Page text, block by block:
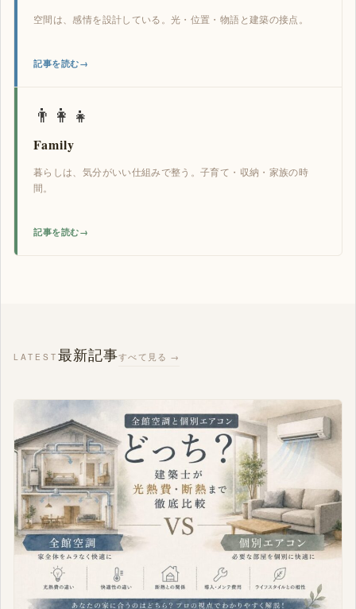
空間は、感情を設計している。光・位置・物語と建築の接点。
記事を読む
👨‍👩‍👧
Family
暮らしは、気分がいい仕組みで整う。子育て・収納・家族の時
間。
記事を読む
LATEST 最新記事すべて見る →